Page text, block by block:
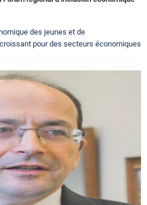
des jeunes et de
pour des secteurs économiques